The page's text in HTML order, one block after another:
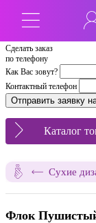
Сделать заказ
по телефону
Как Вас зовут?
Контактный телефон
Каталог
Сухие
Флок